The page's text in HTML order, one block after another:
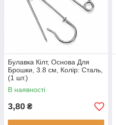
Булавка Кілт, Основа Для
Брошки, 3.8 см, Колір: Сталь,
(1 шт.)
В наявності
3,80 ₴